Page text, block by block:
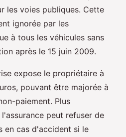
les voies publiques. Cette
ignorée par les
à tous les véhicules sans
après le 15 juin 2009.
expose le propriétaire à
pouvant être majorée à
paiement. Plus
peut refuser de
en cas d'accident si le